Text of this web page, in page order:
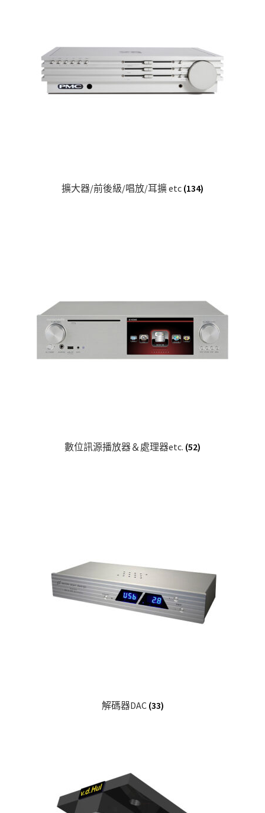
擴大器/前後級/唱放/耳擴 etc (134)
數位訊源播放器＆處理器etc. (52)
解碼器DAC (33)